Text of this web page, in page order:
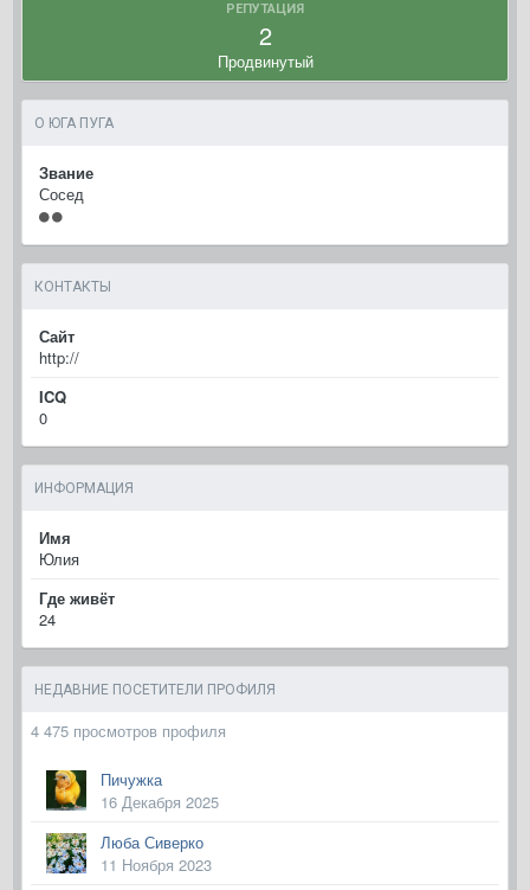
РЕПУТАЦИЯ
2
Продвинутый
О ЮГА ПУГА
Звание
Сосед
КОНТАКТЫ
Сайт
http://
ICQ
0
ИНФОРМАЦИЯ
Имя
Юлия
Где живёт
24
НЕДАВНИЕ ПОСЕТИТЕЛИ ПРОФИЛЯ
4 475 просмотров профиля
Пичужка
16 Декабря 2025
Люба Сиверко
11 Ноября 2023